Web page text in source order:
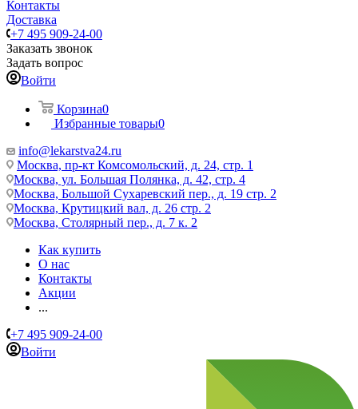
Контакты
Доставка
+7 495 909-24-00
Заказать звонок
Задать вопрос
Войти
Корзина0
Избранные товары0
info@lekarstva24.ru
Москва, пр-кт Комсомольский, д. 24, стр. 1
Москва, ул. Большая Полянка, д. 42, стр. 4
Москва, Большой Сухаревский пер., д. 19 стр. 2
Москва, Крутицкий вал, д. 26 стр. 2
Москва, Столярный пер., д. 7 к. 2
Как купить
О нас
Контакты
Акции
...
+7 495 909-24-00
Войти